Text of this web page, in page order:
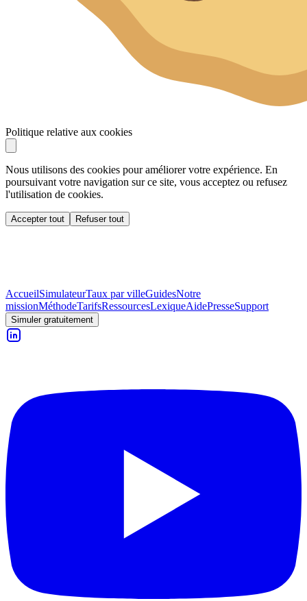
Politique relative aux cookies
Nous utilisons des cookies pour améliorer votre expérience. En
poursuivant votre navigation sur ce site, vous acceptez ou refusez
l'utilisation de cookies.
Accepter tout Refuser tout
AccueilSimulateurTaux par villeGuidesNotre
missionMéthodeTarifsRessourcesLexiqueAidePresseSupport
Simuler gratuitement